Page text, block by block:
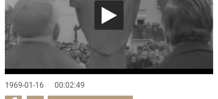
1969-01-16 00:02:49